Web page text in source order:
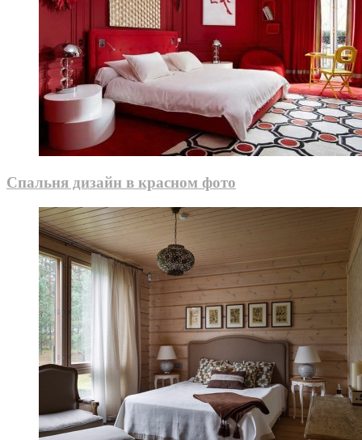
Спальня дизайн в красном фото